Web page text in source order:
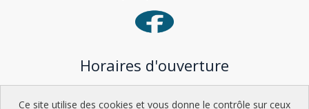
Horaires d'ouverture
Lundi : 9h-12h / 15h-18h
Ce site utilise des cookies et vous donne le contrôle sur ceux